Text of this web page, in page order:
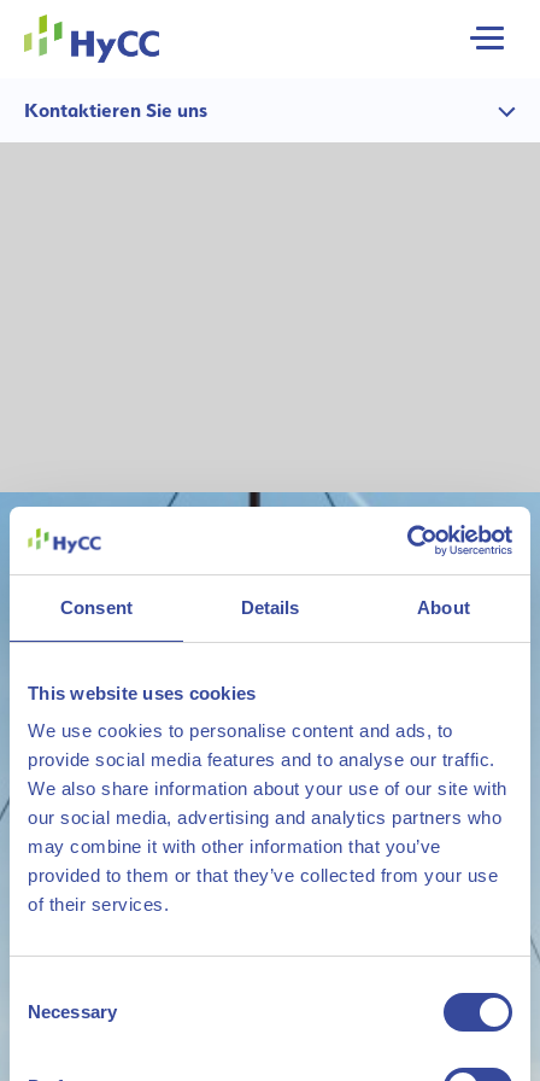
Consent Details About
This website uses cookies
We use cookies to personalise content and ads, to
provide social media features and to analyse our traffic.
We also share information about your use of our site with
our social media, advertising and analytics partners who
may combine it with other information that you’ve
provided to them or that they’ve collected from your use
of their services.
Selection
Necessary
Kontaktieren Sie uns